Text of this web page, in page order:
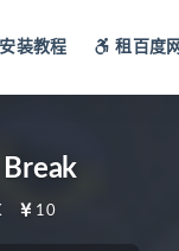
安装教程 租百度
10